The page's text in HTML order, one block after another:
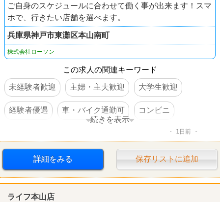
ご自身のスケジュールに合わせて働く事が出来ます！スマ
ホで、行きたい店舗を選べます。
兵庫県神戸市東灘区本山南町
株式会社ローソン
この求人の関連キーワード
未経験者歓迎
主婦・主夫歓迎 大学生歓迎
経験者優遇 車・バイク通勤可 コンビニ
続きを表示
1日前
詳細をみる 保存リストに追加
ライフ本山店